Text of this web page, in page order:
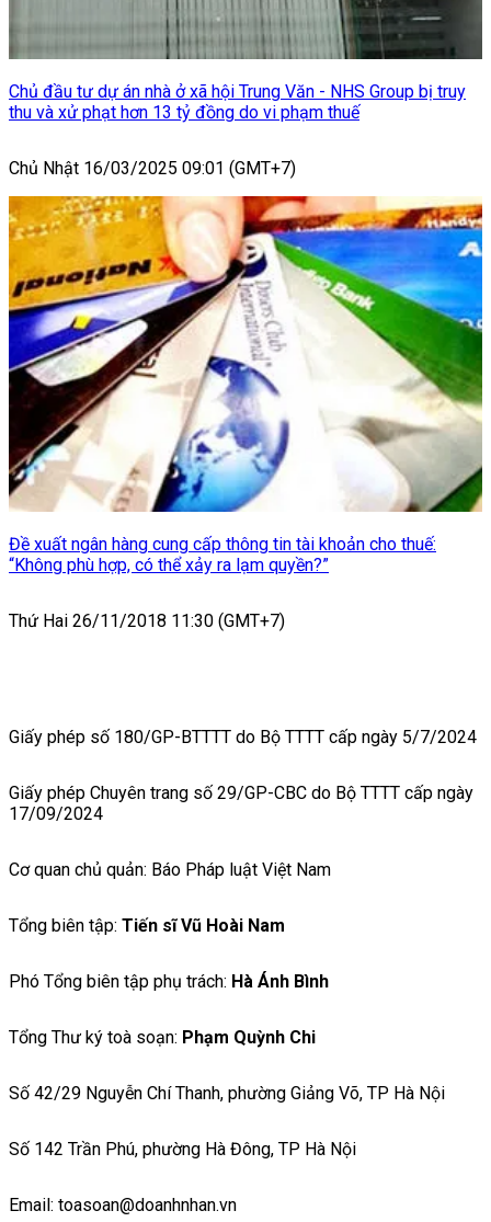
Chủ đầu tư dự án nhà ở xã hội Trung Văn - NHS Group bị truy
thu và xử phạt hơn 13 tỷ đồng do vi phạm thuế
Chủ Nhật 16/03/2025 09:01 (GMT+7)
Đề xuất ngân hàng cung cấp thông tin tài khoản cho thuế:
“Không phù hợp, có thể xảy ra lạm quyền?”
Thứ Hai 26/11/2018 11:30 (GMT+7)
Giấy phép số 180/GP-BTTTT do Bộ TTTT cấp ngày 5/7/2024
Giấy phép Chuyên trang số 29/GP-CBC do Bộ TTTT cấp ngày
17/09/2024
Cơ quan chủ quản: Báo Pháp luật Việt Nam
Tổng biên tập: Tiến sĩ Vũ Hoài Nam
Phó Tổng biên tập phụ trách: Hà Ánh Bình
Tổng Thư ký toà soạn: Phạm Quỳnh Chi
Số 42/29 Nguyễn Chí Thanh, phường Giảng Võ, TP Hà Nội
Số 142 Trần Phú, phường Hà Đông, TP Hà Nội
Email: toasoan@doanhnhan.vn